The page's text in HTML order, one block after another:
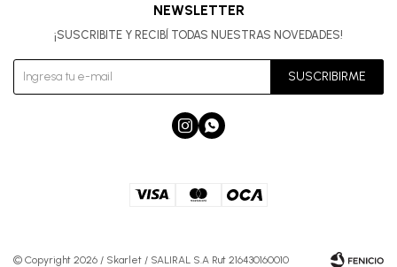
NEWSLETTER
¡SUSCRIBITE Y RECIBÍ TODAS NUESTRAS NOVEDADES!
SUSCRIBIRME
 
© Copyright 2026 / Skarlet / SALIRAL S.A Rut 216430160010